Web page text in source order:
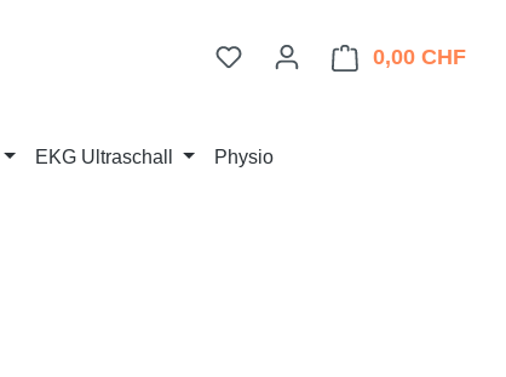
Du hast 0 Produkte auf dem
0,00 CHF
EKG Ultraschall Physio